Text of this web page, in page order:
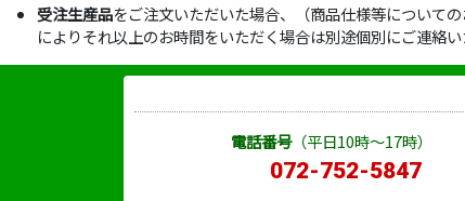
受注生産品をご注文いただいた場合、（商品仕様等について
によりそれ以上のお時間をいただく場合は別途個別にご連絡い
電話番号（平日10時～17時）
072-752-5847